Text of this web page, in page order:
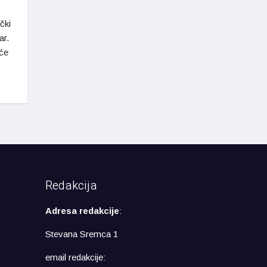
Redakcija
Adresa redakcije:
Stevana Sremca 1
email redakcije: